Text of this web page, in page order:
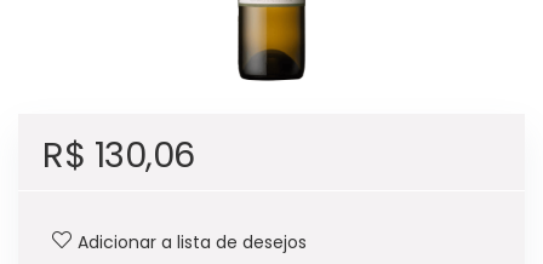
R$ 130,06
Adicionar a lista de desejos